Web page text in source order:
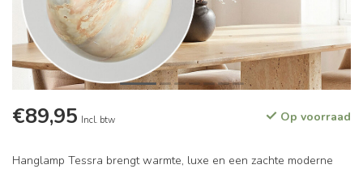
€89,95 Incl. btw Op voorraad
Hanglamp Tessra brengt warmte, luxe en een zachte moderne